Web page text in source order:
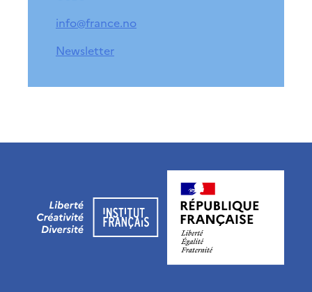
info@france.no
Newsletter